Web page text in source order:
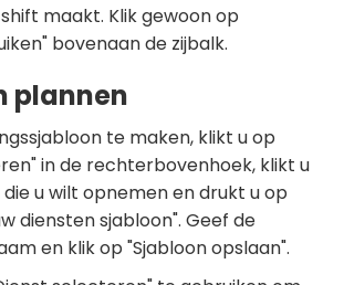
maakt. Klik gewoon op
bovenaan de zijbalk.
plannen
te maken, klikt u op
in de rechterbovenhoek, klikt u
u wilt opnemen en drukt u op
diensten sjabloon". Geef de
en klik op "Sjabloon opslaan".